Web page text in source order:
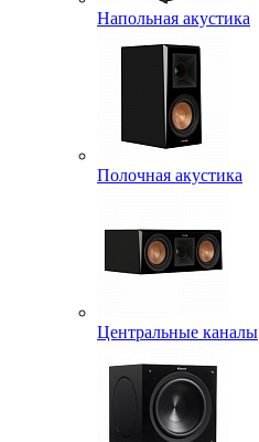
Напольная акустика
Полочная акустика
Центральные каналы